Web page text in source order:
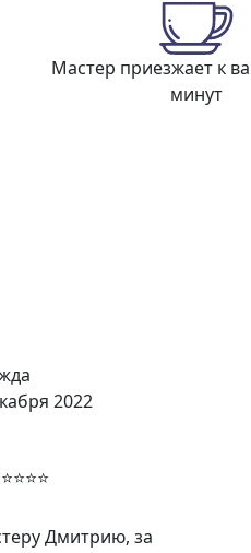
Мастер приезжает к
минут
2022
Дмитрию, за